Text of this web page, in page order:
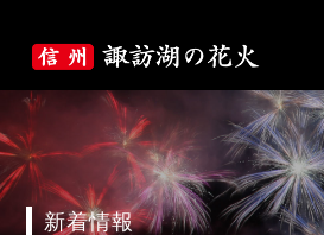
新着情報